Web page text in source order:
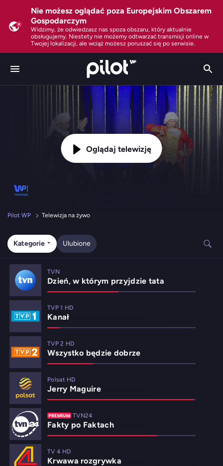
Nie możesz oglądać poza Europejskim Obszarem
Gospodarczym
Widzimy, że odwiedzasz nas spoza obszaru, który aktualnie
obsługujemy. Niestety nie możemy odtwarzać transmisji online w
Twojej lokalizacji, ale wciąż możesz poruszać się po serwisie.
Oglądaj telewizję
Pilot WP Telewizja na żywo
Kategorie Ulubione
TVN
Dzień, w którym przyjdzie tata
TVP 1 HD
Kanał
TVP 2 HD
Wszystko będzie dobrze
Polsat HD
Jerry Maguire
TVN24
Fakty po Faktach
TV 4 HD
Krwawa rozgrywka